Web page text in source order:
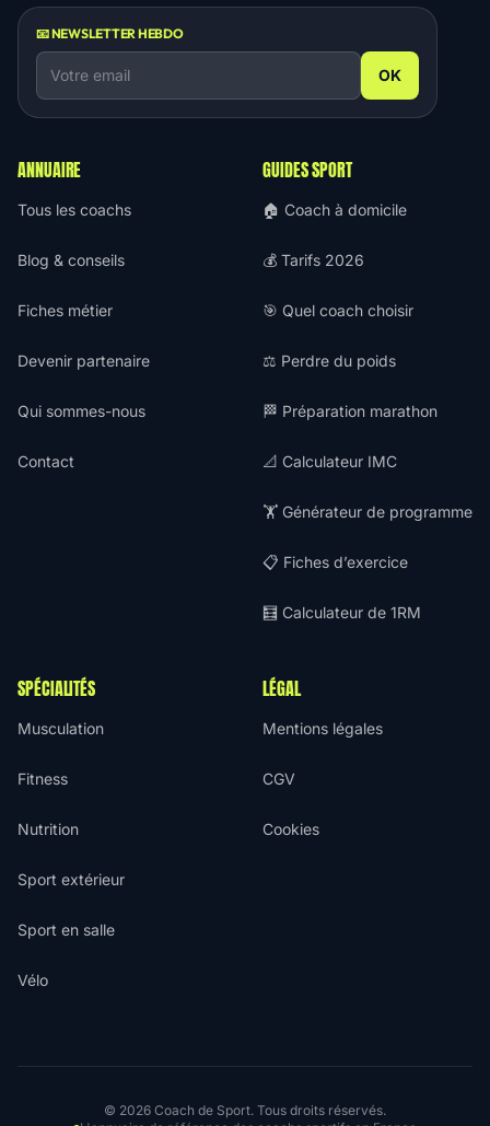
📧 NEWSLETTER HEBDO
OK
ANNUAIRE
Tous les coachs
Blog & conseils
Fiches métier
Devenir partenaire
Qui sommes-nous
Contact
GUIDES SPORT
🏠 Coach à domicile
💰 Tarifs 2026
🎯 Quel coach choisir
⚖️ Perdre du poids
🏁 Préparation marathon
📐 Calculateur IMC
🏋️ Générateur de programme
📋 Fiches d’exercice
🧮 Calculateur de 1RM
SPÉCIALITÉS
Musculation
Fitness
Nutrition
Sport extérieur
Sport en salle
Vélo
LÉGAL
Mentions légales
CGV
Cookies
© 2026 Coach de Sport. Tous droits réservés.